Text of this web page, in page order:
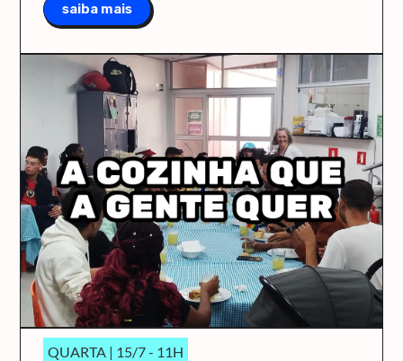
saiba mais
QUARTA | 15/7 - 11H